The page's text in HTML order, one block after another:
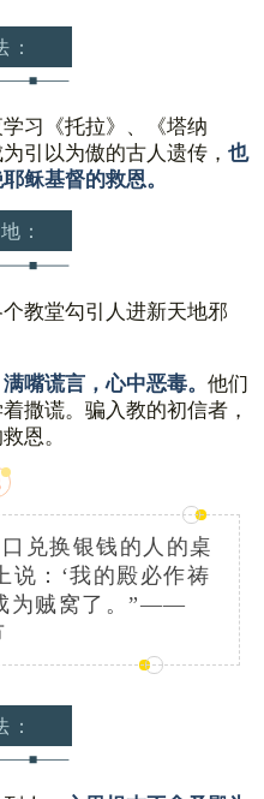
：
习《托拉》、《塔纳
引以为傲的古人遗传， 也
稣基督的救恩。
：
教堂勾引人进新天地邪
嘴谎言，心中恶毒。 他们
撒谎。骗入教的初信者，
恩。
兑换银钱的人的桌
说：‘我的殿必作祷
为贼窝了。”——
：